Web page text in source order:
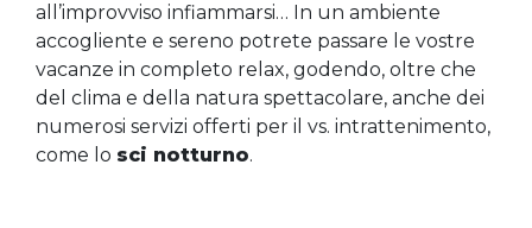
all’improvviso infiammarsi… In un ambiente
accogliente e sereno potrete passare le vostre
vacanze in completo relax, godendo, oltre che
del clima e della natura spettacolare, anche dei
numerosi servizi offerti per il vs. intrattenimento,
come lo sci notturno.